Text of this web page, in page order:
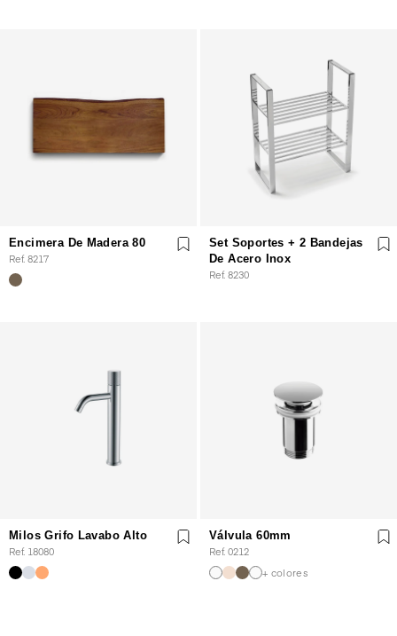
Encimera De Madera 80
Ref. 8217
Set Soportes + 2 Bandejas
De Acero Inox
Ref. 8230
Milos Grifo Lavabo Alto
Ref. 18080
Válvula 60mm
Ref. 0212
+ colores